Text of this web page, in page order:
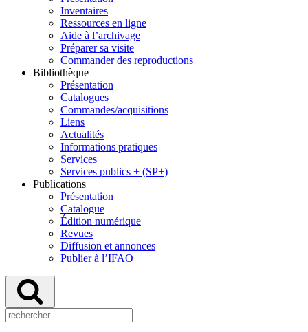
Inventaires
Ressources en ligne
Aide à l’archivage
Préparer sa visite
Commander des reproductions
Bibliothèque
Présentation
Catalogues
Commandes/acquisitions
Liens
Actualités
Informations pratiques
Services
Services publics + (SP+)
Publications
Présentation
Catalogue
Édition numérique
Revues
Diffusion et annonces
Publier à l’IFAO